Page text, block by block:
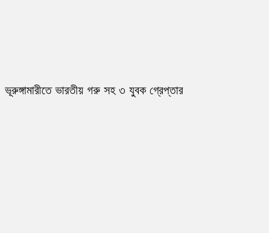
ভূরুঙ্গামারীতে ভারতীয় গরু সহ ৩ যুবক গ্রেপ্তার